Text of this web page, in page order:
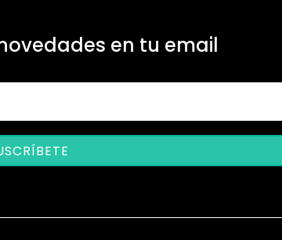
en tu email